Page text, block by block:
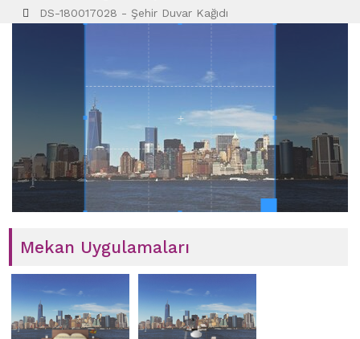
DS-180017028 - Şehir Duvar Kağıdı
Mekan Uygulamaları